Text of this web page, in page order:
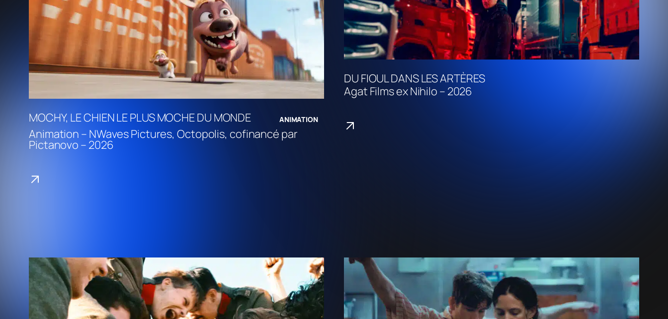
MOCHY, LE CHIEN LE PLUS MOCHE DU MONDE ANIMATION
Animation – NWaves Pictures, Octopolis, cofinancé par
Pictanovo – 2026
DU FIOUL DANS LES ARTÈRES
Agat Films ex Nihilo – 2026